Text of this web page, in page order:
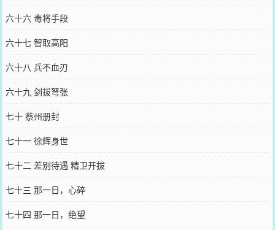
六十六 毒将手段
六十七 智取高阳
六十八 兵不血刃
六十九 剑拔弩张
七十 蔡州册封
七十一 徐辉身世
七十二 差别待遇 精卫开拔
七十三 那一日，心碎
七十四 那一日，绝望